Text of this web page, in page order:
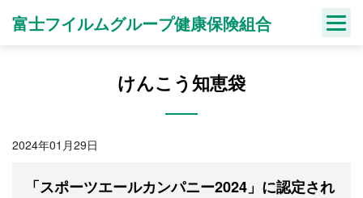
富士フイルムグループ健康保険組合
けんこう知恵袋
2024年01月29日
「スポーツエールカンパニー2024」に認定され